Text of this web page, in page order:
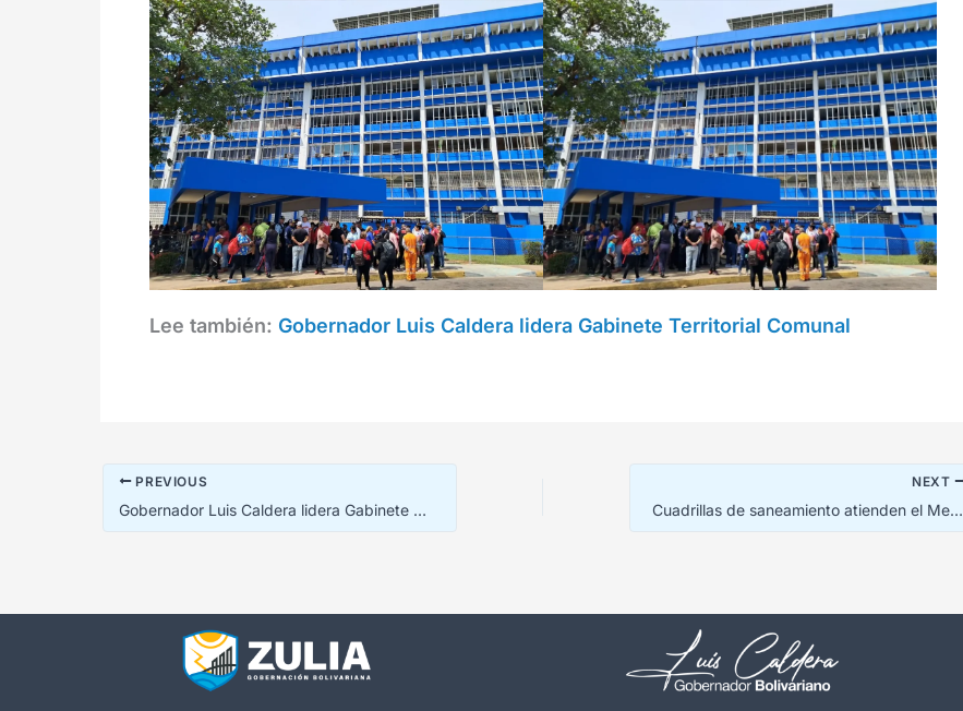
Lee también: Gobernador Luis Caldera lidera Gabinete Territorial Comunal
PREVIOUS
Gobernador Luis Caldera lidera Gabinete Territorial Comunal
NEXT
Cuadrillas de saneamiento atienden el Mercado Las Playitas de Maracaibo